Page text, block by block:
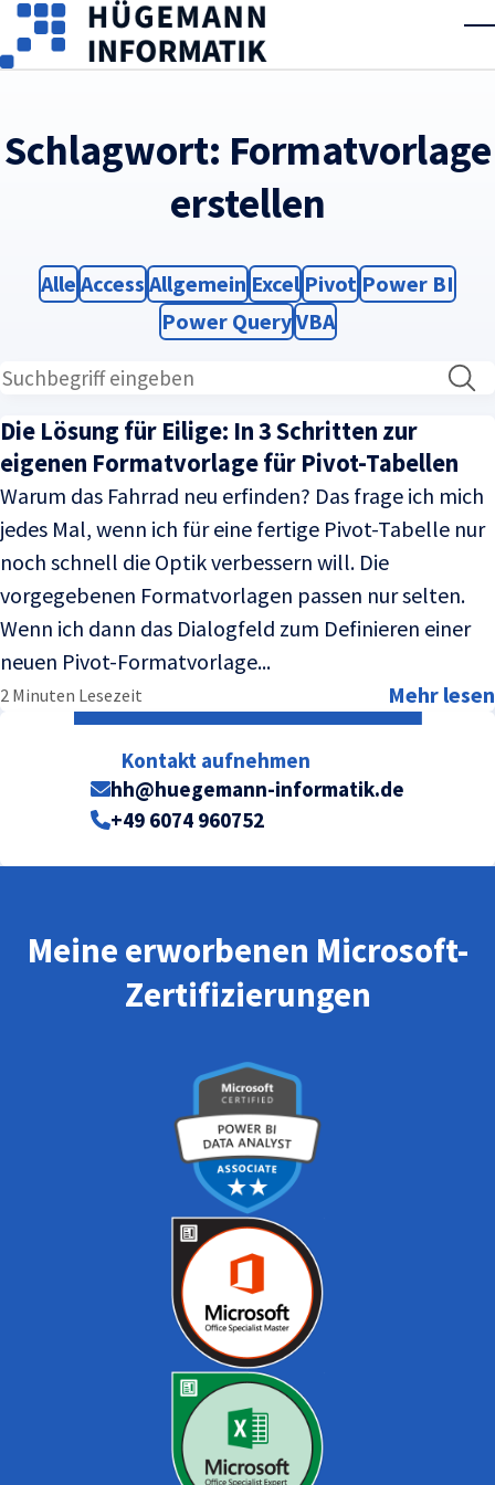
Skip to main content
Schlagwort: Formatvorlage
erstellen
Filter
Alle Filter
Access Filter
Allgemein Filter
Excel Filter
Pivot Filter
Power BI
Filter
Power QueryFilter
VBA
Die Lösung für Eilige: In 3 Schritten zur
eigenen Formatvorlage für Pivot-Tabellen
Warum das Fahrrad neu erfinden? Das frage ich mich
jedes Mal, wenn ich für eine fertige Pivot-Tabelle nur
noch schnell die Optik verbessern will. Die
vorgegebenen Formatvorlagen passen nur selten.
Wenn ich dann das Dialogfeld zum Definieren einer
neuen Pivot-Formatvorlage...
2 Minuten Lesezeit Mehr lesen
Kontakt aufnehmen
hh@huegemann-informatik.de
+49 6074 960752
Meine erworbenen Microsoft-
Zertifizierungen